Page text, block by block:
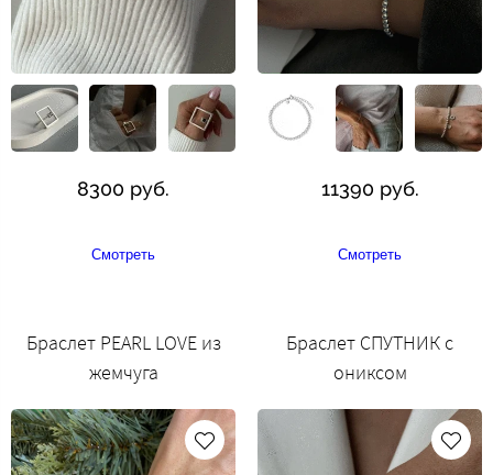
8300 руб.
Смотреть
11390 руб.
Смотреть
Браслет PEARL LOVE из
жемчуга
Браслет СПУТНИК с
ониксом